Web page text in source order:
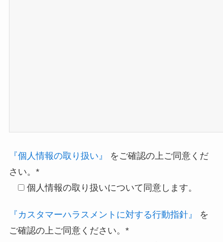
『個人情報の取り扱い』
をご確認の上ご同意くだ
さい。*
個人情報の取り扱いについて同意します。
『カスタマーハラスメントに対する行動指針』
を
ご確認の上ご同意ください。*